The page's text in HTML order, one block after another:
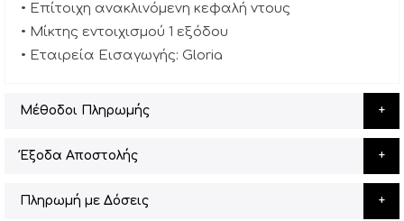
• Επίτοιχη ανακλινόμενη κεφαλή ντους
• Μίκτης εντοιχισμού 1 εξόδου
• Εταιρεία Εισαγωγής: Gloria
Μέθοδοι Πληρωμής
Έξοδα Αποστολής
Πληρωμή με Δόσεις